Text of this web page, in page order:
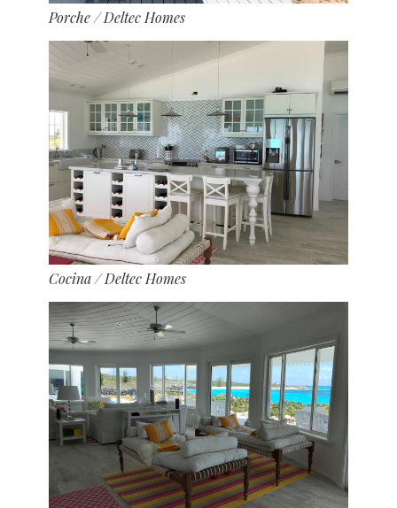
Porche/ Deltec Homes
Cocina/ Deltec Homes